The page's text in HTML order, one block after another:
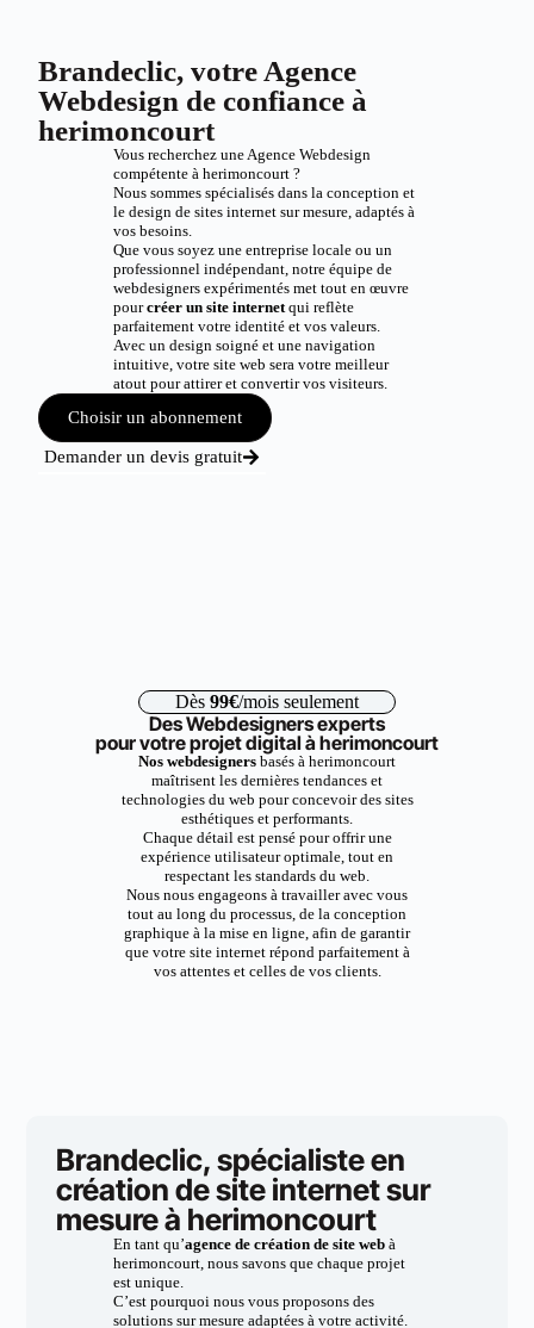
Brandeclic, votre Agence
Webdesign de confiance à
herimoncourt
Vous recherchez une Agence Webdesign
compétente à herimoncourt ?
Nous sommes spécialisés dans la conception et
le design de sites internet sur mesure, adaptés à
vos besoins.
Que vous soyez une entreprise locale ou un
professionnel indépendant, notre équipe de
webdesigners expérimentés met tout en œuvre
pourcréer un site internetqui reflète
parfaitement votre identité et vos valeurs.
Avec un design soigné et une navigation
intuitive, votre site web sera votre meilleur
atout pour attirer et convertir vos visiteurs.
Choisir un abonnement
Demander un devis gratuit
Dès 99€/mois seulement
Des Webdesigners experts
pour votre projet digital à herimoncourt
Nos webdesigners basés à herimoncourt
maîtrisent les dernières tendances et
technologies du web pour concevoir des sites
esthétiques et performants.
Chaque détail est pensé pour offrir une
expérience utilisateur optimale, tout en
respectant les standards du web.
Nous nous engageons à travailler avec vous
tout au long du processus, de la conception
graphique à la mise en ligne, afin de garantir
que votre site internet répond parfaitement à
vos attentes et celles de vos clients.
Brandeclic, spécialiste en
création de site internet sur
mesure à herimoncourt
En tant qu’agence de création de site webà
herimoncourt, nous savons que chaque projet
est unique.
C’est pourquoi nous vous proposons des
solutions sur mesure adaptées à votre activité.